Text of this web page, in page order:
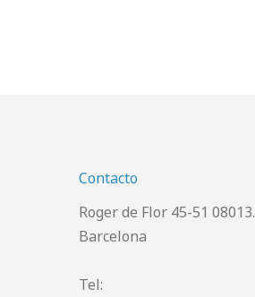
Contacto
Roger de Flor 45-51 08013.
Barcelona
Tel: